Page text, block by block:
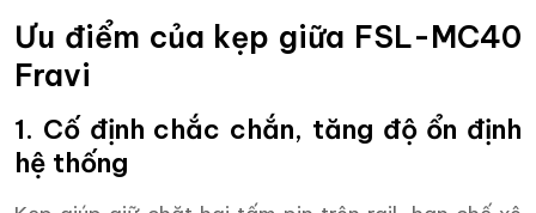
Ưu điểm của kẹp giữa FSL-MC40
Fravi
1. Cố định chắc chắn, tăng độ ổn định
hệ thống